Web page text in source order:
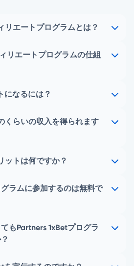
リエートプログラムとは？
リエートプログラムの仕組
になるには？
くらいの収入を得られます
ットは何ですか？
ラムに参加するのは無料で
もPartners 1xBetプログラ